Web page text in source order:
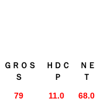
ＧＲＯＳ
Ｓ
ＨＤＣ
Ｐ
ＮＥ
Ｔ
79 11.0
68.0